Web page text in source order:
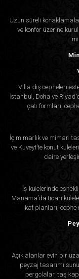
Uzun süreli
ve konfor üzerine
Villa dış cepheleri
İstanbul, Doha ve
çatı formları,
İç mimarlık ve mimari
ve Kuveyt’te konut
daire
İş kulelerinde
Manama’da ticari
kat planları,
Açık alanlar evin bir
peyzaj tasarımı
pergolalar, taş